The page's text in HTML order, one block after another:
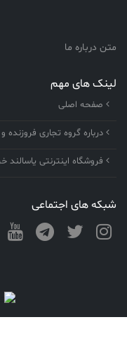
متن درباره ما
لینک های مهم
صفحه اصلی
درباره گروه تجاری فروزنده و
فروشگاه اینترنتی یاسالند
شبکه های اجتماعی